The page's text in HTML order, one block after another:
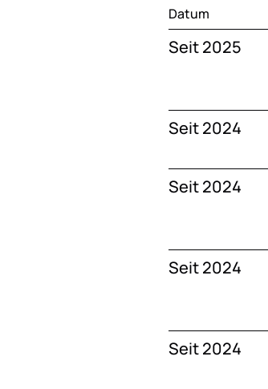
Datum
Seit 2025
Seit 2024
Seit 2024
Seit 2024
Seit 2024